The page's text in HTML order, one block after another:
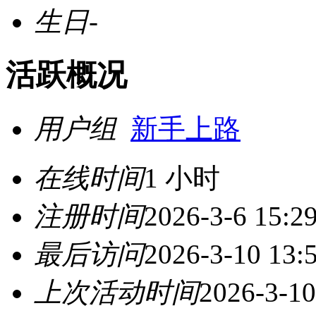
生日-
活跃概况
用户组 新手上路
在线时间1 小时
注册时间2026-3-6
最后访问2026-3-10
上次活动时间2026-3-